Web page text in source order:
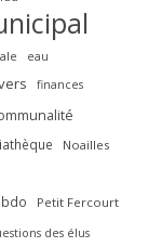
eau
finances
Noailles
Petit Fercourt
des élus